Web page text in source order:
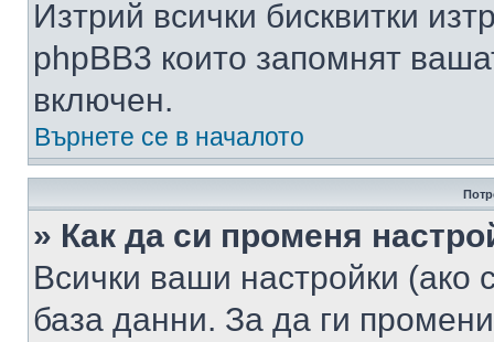
Изтрий всички бисквитки
phpBB3 които запомнят
включен.
Върнете се в началото
» Как да си променя
Всички ваши настройки (ако
база данни. За да ги